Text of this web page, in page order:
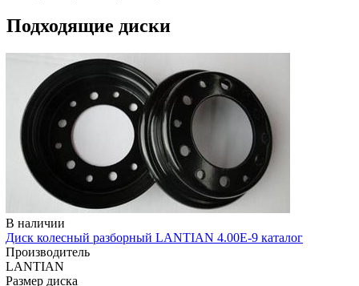
Подходящие диски
В наличии
Диск колесный разборный LANTIAN 4.00E-9 каталог
Производитель
LANTIAN
Размер диска